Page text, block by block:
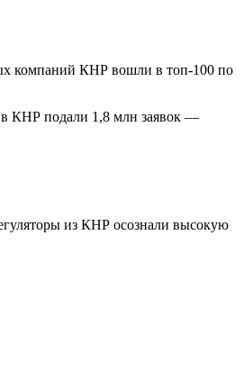
компаний КНР вошли в топ-100 по
в КНР подали 1,8 млн заявок —
из КНР осознали высокую